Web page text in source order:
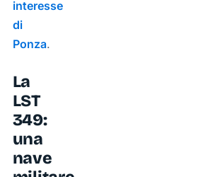
interesse
di
Ponza.
La
LST
349:
una
nave